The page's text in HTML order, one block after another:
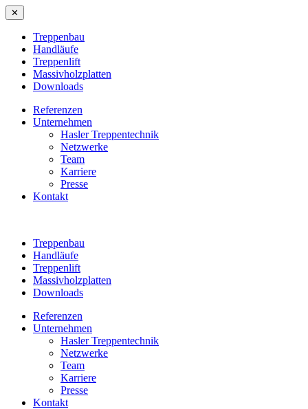
✕
Treppenbau
Handläufe
Treppenlift
Massivholzplatten
Downloads
Referenzen
Unternehmen
Hasler Treppentechnik
Netzwerke
Team
Karriere
Presse
Kontakt
Treppenbau
Handläufe
Treppenlift
Massivholzplatten
Downloads
Referenzen
Unternehmen
Hasler Treppentechnik
Netzwerke
Team
Karriere
Presse
Kontakt